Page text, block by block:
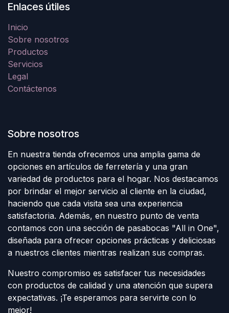
Enlaces útiles
Inicio
Sobre nosotros
Productos
Servicios
Legal
Contáctenos
Sobre nosotros
En nuestra tienda ofrecemos una amplia gama de
opciones en artículos de ferretería y una gran
variedad de productos para el hogar. Nos destacamos
por brindar el mejor servicio al cliente en la ciudad,
haciendo que cada visita sea una experiencia
satisfactoria. Además, en nuestro punto de venta
contamos con una sección de pasabocas "All in One",
diseñada para ofrecer opciones prácticas y deliciosas
a nuestros clientes mientras realizan sus compras.
Nuestro compromiso es satisfacer tus necesidades
con productos de calidad y una atención que supera
expectativas. ¡Te esperamos para servirte con lo
mejor!